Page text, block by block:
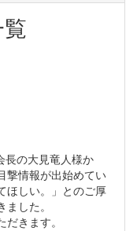
長の大見竜人様か
撃情報が出始めてい
ほしい。」とのご厚
した。
きます。